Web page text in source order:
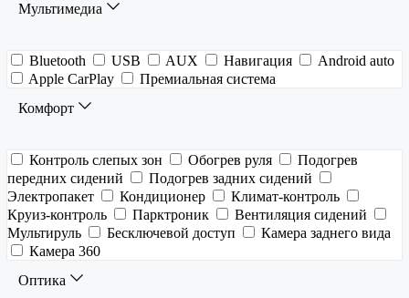
Мультимедиа
Bluetooth USB AUX Навигация
Android auto
Apple CarPlay
Премиальная система
Комфорт
Контроль слепых зон Обогрев руля
Подогрев
передних сидений
Подогрев задних сидений
Электропакет
Кондиционер
Климат-контроль
Круиз-контроль
Парктроник
Вентиляция сидений
Мультируль
Бесключевой доступ
Камера заднего вида
Камера 360
Оптика